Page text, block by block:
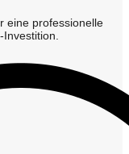
eine professionelle